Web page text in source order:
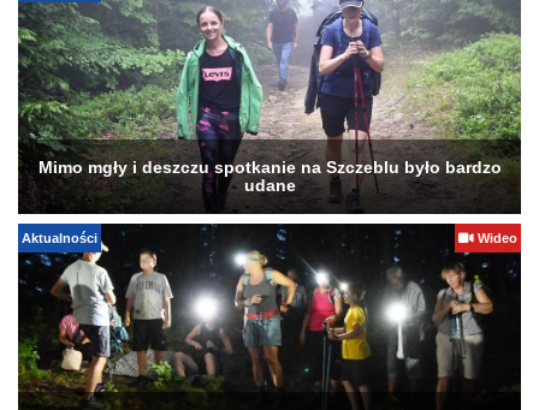
Mimo mgły i deszczu spotkanie na Szczeblu było bardzo
udane
Aktualności Wideo